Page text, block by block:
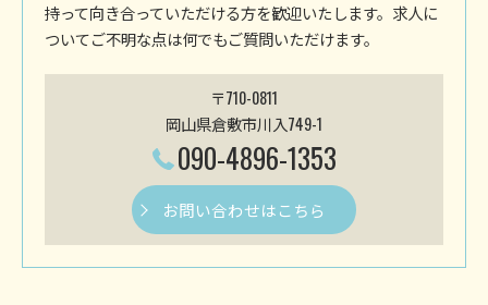
持って向き合っていただける方を歓迎いたします。求人に
ついてご不明な点は何でもご質問いただけます。
〒710-0811
岡山県倉敷市川入749-1
090-4896-1353
お問い合わせはこちら